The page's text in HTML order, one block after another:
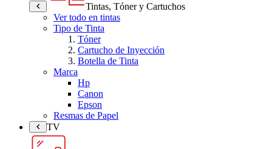
Tintas, Tóner y Cartuchos
Ver todo en tintas
Tipo de Tinta
Tóner
Cartucho de Inyección
Botella de Tinta
Marca
Hp
Canon
Epson
Resmas de Papel
TV